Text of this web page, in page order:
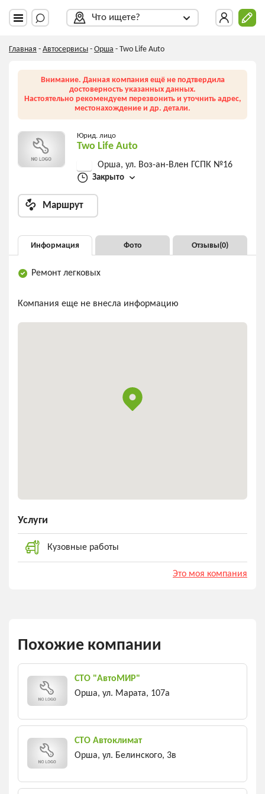
Что ищете?
Главная - Автосервисы - Орша - Two Life Auto
Внимание. Данная компания ещё не подтвердила
достоверность указанных данных.
Настоятельно рекомендуем перезвонить и уточнить адрес,
местонахождение и др. детали.
Юрид. лицо
Two Life Auto
Орша, ул. Воз-ан-Влен ГСПК №16
Закрыто
Маршрут
Информация Фото Отзывы(0)
Ремонт легковых
Компания еще не внесла информацию
Услуги
Кузовные работы
Это моя компания
Похожие компании
СТО "АвтоМИР"
Орша, ул. Марата, 107а
СТО Автоклимат
Орша, ул. Белинского, 3в